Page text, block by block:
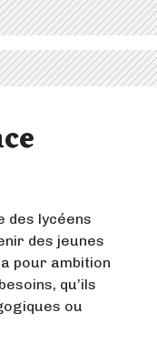
des lycéens
des jeunes
pour ambition
qu’ils
ou